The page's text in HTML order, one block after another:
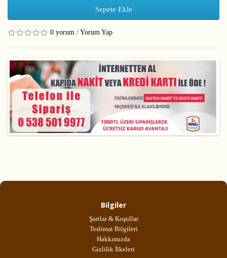
Sepete Ekle
0 yorum / Yorum Yap
Bilgiler
Şartlar & Koşullar
Teslimat Bilgileri
Hakkımızda
Gizlilik İlkeleri